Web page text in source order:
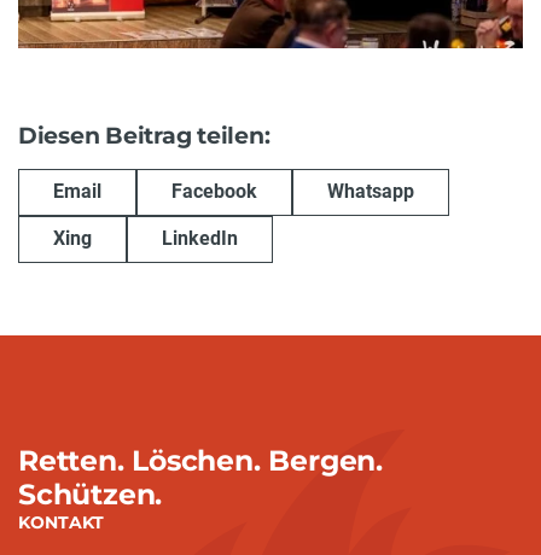
Diesen Beitrag teilen:
Email Facebook Whatsapp
Xing LinkedIn
Retten. Löschen. Bergen.
Schützen.
KONTAKT